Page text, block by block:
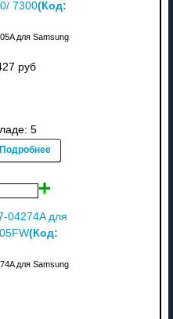
7300(Код:
для Samsung
руб
5
Подробнее
04274A для
(Код:
для Samsung